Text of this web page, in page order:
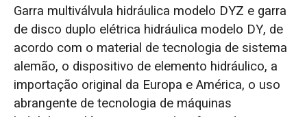
Garra multiválvula hidráulica modelo DYZ e garra
de disco duplo elétrica hidráulica modelo DY, de
acordo com o material de tecnologia de sistema
alemão, o dispositivo de elemento hidráulico, a
importação original da Europa e América, o uso
abrangente de tecnologia de máquinas